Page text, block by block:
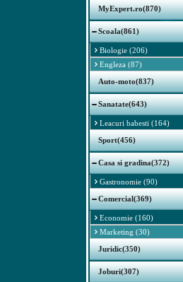
MyExpert.ro(870)
Scoala(861)
Biologie (206)
Engleza (87)
Auto-moto(837)
Sanatate(643)
Leacuri babesti (164)
Sport(456)
Casa si gradina(372)
Gastronomie (90)
Comercial(369)
Economie (160)
Marketing (30)
Juridic(350)
Joburi(307)